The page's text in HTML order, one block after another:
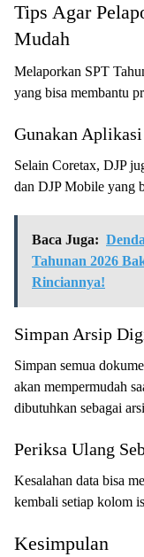
Tips Agar
Mudah
Melaporkan SPT
yang bisa membantu
Gunakan
Selain Coretax, DJP
dan DJP Mobile yang
Baca Juga:
Tahunan 2026
Rinciannya!
Simpan Arsip
Simpan semua
akan mempermudah
dibutuhkan sebagai
Periksa Ulang
Kesalahan data bisa
kembali setiap kolom
Kesimpulan